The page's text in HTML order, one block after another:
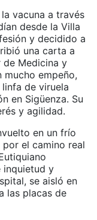
vacuna a través
desde la Villa
y decidido a
una carta a
de Medicina y
empeño,
de viruela
en Sigüenza. Su
y agilidad.
en un frío
el camino real
inquietud y
se aisló en
las placas de